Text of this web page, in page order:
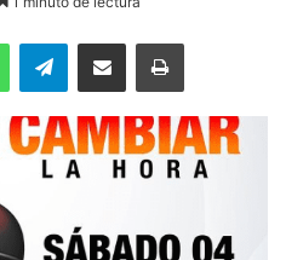
WhatsAppTelegramEnviar vía email Imprimir